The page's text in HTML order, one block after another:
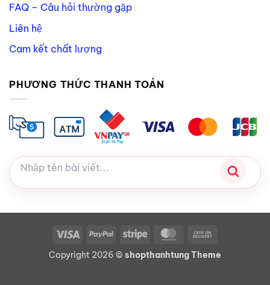
FAQ – Câu hỏi thường gặp
Liên hệ
Cam kết chất lượng
PHƯƠNG THỨC THANH TOÁN
Visa PayPal Stripe MasterCard
Delivery
Copyright 2026 © shopthanhtung Theme